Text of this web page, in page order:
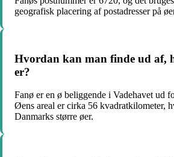
geografisk placering af postadresser på
Hvordan kan man finde ud af,
er?
Fanø er en ø beliggende i Vadehavet ud
Øens areal er cirka 56 kvadratkilometer,
Danmarks større øer.